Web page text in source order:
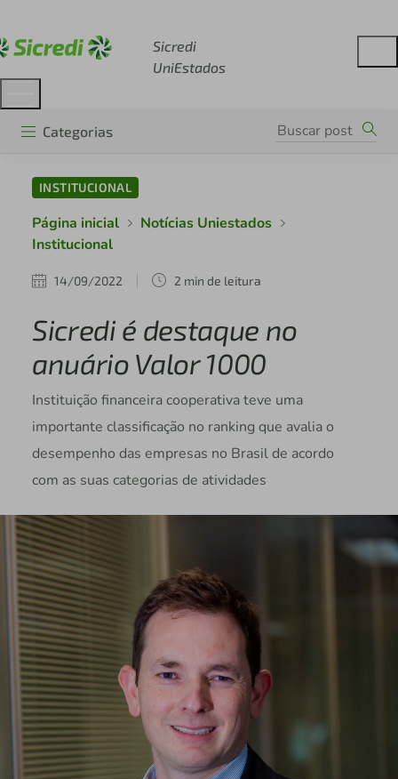
Sicredi
UniEstados
Categorias
INSTITUCIONAL
Página inicial
Notícias Uniestados
Institucional
14/09/2022 2 min de leitura
Sicredi é destaque no
anuário Valor 1000
Instituição financeira cooperativa teve uma
importante classificação no ranking que avalia o
desempenho das empresas no Brasil de acordo
com as suas categorias de atividades